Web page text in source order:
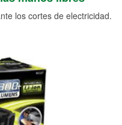
los cortes de electricidad.